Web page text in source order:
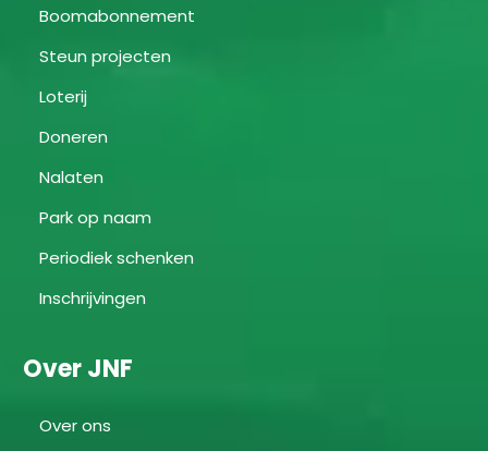
Boomabonnement
Steun projecten
Loterij
Doneren
Nalaten
Park op naam
Periodiek schenken
Inschrijvingen
Over JNF
Over ons